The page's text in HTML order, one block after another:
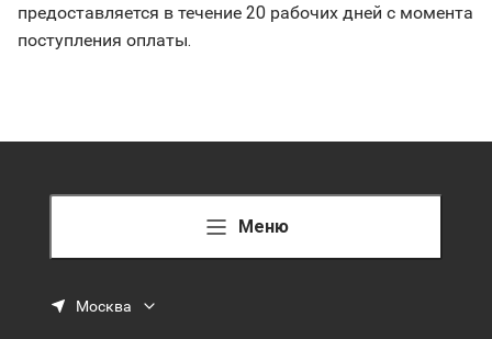
предоставляется в течение 20 рабочих дней с момента
поступления оплаты.
Меню
Москва